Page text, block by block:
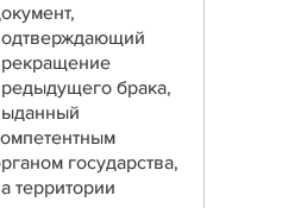
брака,
государства,
территории